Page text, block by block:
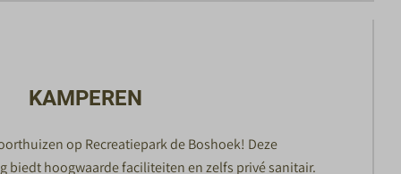
KAMPEREN
op Recreatiepark de Boshoek! Deze
biedt hoogwaarde faciliteiten en zelfs privé sanitair.